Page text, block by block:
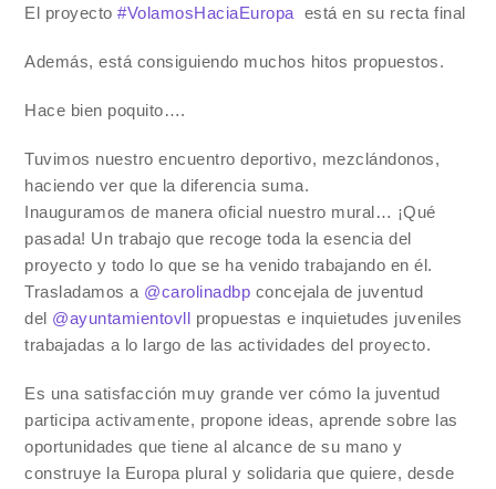
El proyecto#VolamosHaciaEuropa está en su recta final
Además, está consiguiendo muchos hitos propuestos.
Hace bien poquito….
Tuvimos nuestro encuentro deportivo, mezclándonos,
haciendo ver que la diferencia suma.
Inauguramos de manera oficial nuestro mural… ¡Qué
pasada! Un trabajo que recoge toda la esencia del
proyecto y todo lo que se ha venido trabajando en él.
Trasladamos a @carolinadbp concejala de juventud
del @ayuntamientovll propuestas e inquietudes juveniles
trabajadas a lo largo de las actividades del proyecto.
Es una satisfacción muy grande ver cómo la juventud
participa activamente, propone ideas, aprende sobre las
oportunidades que tiene al alcance de su mano y
construye la Europa plural y solidaria que quiere, desde